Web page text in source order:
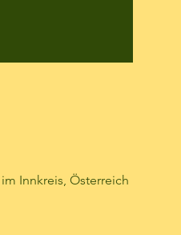
Innkreis, Österreich